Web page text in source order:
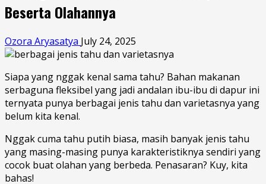
Beserta Olahannya
Ozora Aryasatya July 24, 2025
Siapa yang nggak kenal sama tahu? Bahan makanan
serbaguna fleksibel yang jadi andalan ibu-ibu di dapur ini
ternyata punya berbagai jenis tahu dan varietasnya yang
belum kita kenal.
Nggak cuma tahu putih biasa, masih banyak jenis tahu
yang masing-masing punya karakteristiknya sendiri yang
cocok buat olahan yang berbeda. Penasaran? Kuy, kita
bahas!